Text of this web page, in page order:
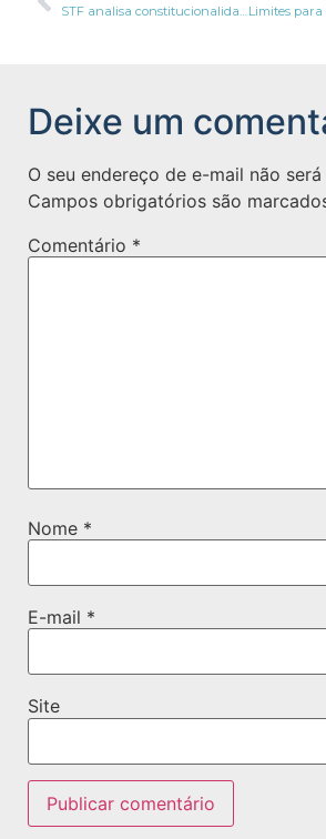
STF analisa constitucionalidade do Decreto que aborda tratamento de dados pessoais
Deixe um
O seu endereço de e-mail não
Campos obrigatórios são
Comentário *
Nome *
E-mail *
Site